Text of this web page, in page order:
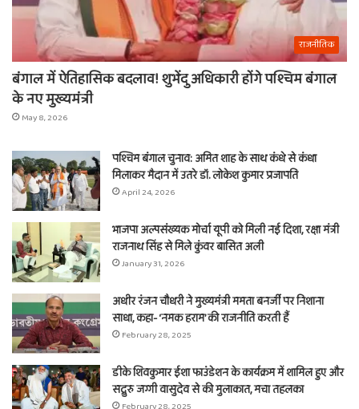
राजनीतिक
बंगाल में ऐतिहासिक बदलाव! शुभेंदु अधिकारी होंगे पश्चिम बंगाल
के नए मुख्यमंत्री
May 8, 2026
पश्चिम बंगाल चुनाव: अमित शाह के साथ कंधे से कंधा
मिलाकर मैदान में उतरे डॉ. लोकेश कुमार प्रजापति
April 24, 2026
भाजपा अल्पसंख्यक मोर्चा यूपी को मिली नई दिशा, रक्षा मंत्री
राजनाथ सिंह से मिले कुंवर बासित अली
January 31, 2026
अधीर रंजन चौधरी ने मुख्यमंत्री ममता बनर्जी पर निशाना
साधा, कहा- ‘नमक हराम’ की राजनीति करती हैं
February 28, 2025
डीके शिवकुमार ईशा फाउंडेशन के कार्यक्रम में शामिल हुए और
सद्गुरु जग्गी वासुदेव से की मुलाकात, मचा तहलका